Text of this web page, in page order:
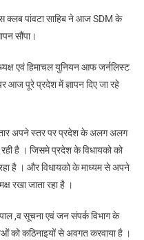
पांवटा साहिब ने आज SDM के
सौंपा।
एवं हिमाचल युनियन आफ जर्नलिस्ट
आज पूरे प्रदेश में ज्ञापन दिए जा रहे
अपने स्तर पर प्रदेश के अलग अलग
है । जिसमे प्रदेश के विधायको को
है । और विधायको के माध्यम से अपने
रखा जाता रहा है ।
,व सूचना एवं जन संपर्क विभाग के
को कठिनाइयों से अवगत करवाया है ।